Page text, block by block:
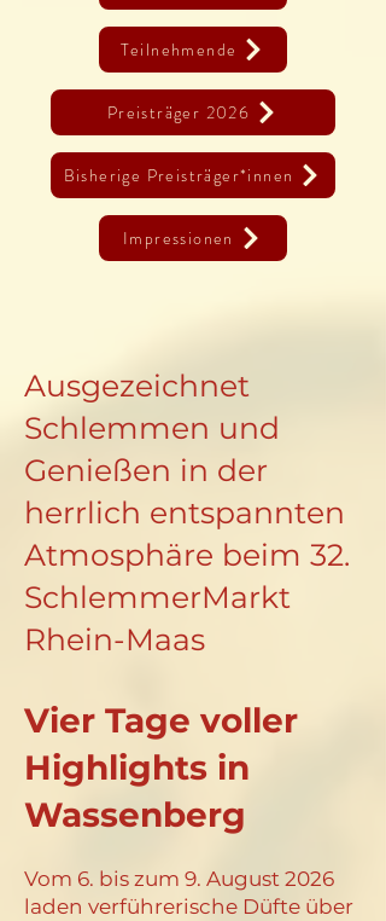
Teilnehmende
Preisträger 2026
Bisherige Preisträger*innen
Impressionen
Ausgezeichnet
Schlemmen und
Genießen in der
herrlich entspannten
Atmosphäre beim 32.
SchlemmerMarkt
Rhein-Maas
Vier Tage voller
Highlights in
Wassenberg
Vom 6. bis zum 9. August 2026
laden verführerische Düfte über